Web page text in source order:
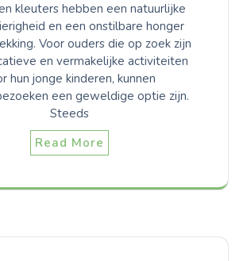
kleuters hebben een natuurlijke
en een onstilbare honger
Voor ouders die op zoek zijn
en vermakelijke activiteiten
hun jonge kinderen, kunnen
een geweldige optie zijn.
Steeds
Read More